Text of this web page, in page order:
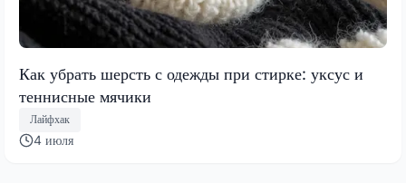
Как убрать шерсть с одежды при стирке: уксус и
теннисные мячики
Лайфхак
4 июля